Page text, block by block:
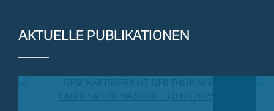
AKTUELLE PUBLIKATIONEN